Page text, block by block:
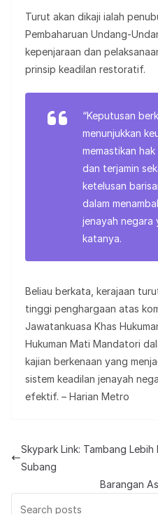
Turut akan dikaji ialah
Pembaharuan Undang-
kepenjaraan dan
prinsip keadilan restoratif.
“Keputusan
menunjukkan
memastikan
dan terjamin
ketelusan
dalam
jenayah negara
katanya.
Beliau berkata, kerajaan
tinggi penghargaan atas
Jawatankuasa Khas
Hukuman Mati Mandatori
kajian berkenaan yang
sistem keadilan jenayah
efektif. – Harian Metro
Skypark Link: Tambang
Subang
Barangan